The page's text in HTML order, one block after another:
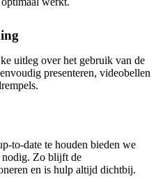
uitleg over het gebruik van de
presenteren, videobellen
to-date te houden bieden we
nodig. Zo blijft de
en is hulp altijd dichtbij.